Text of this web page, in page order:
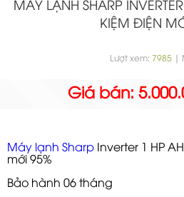
MÁY LẠNH SHARP
KIỆM ĐIỆN
Lượt xem: 7985|
Giá bán:
Máy lạnh Sharp Inverter 1 HP
mới 95%
Bảo hành 06 tháng